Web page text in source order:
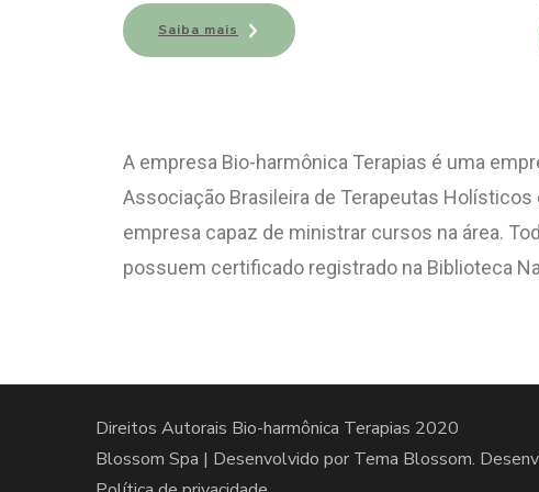
Saiba mais
A empresa Bio-harmônica Terapias é uma
Associação Brasileira de Terapeutas
empresa capaz de ministrar cursos na área.
possuem certificado registrado na Biblioteca
Direitos Autorais Bio-harmônica Terapias 2020
Blossom Spa | Desenvolvido por Tema Blossom.